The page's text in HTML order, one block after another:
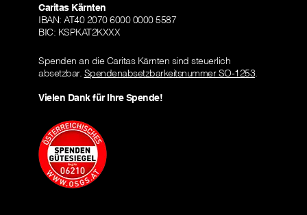
Caritas Kärnten
IBAN: AT40 2070 6000 0000 5587
BIC: KSPKAT2KXXX
Spenden an die Caritas Kärnten sind steuerlich
absetzbar. Spendenabsetzbarkeitsnummer SO-1253.
Vielen Dank für Ihre Spende!